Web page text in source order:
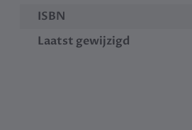
ISBN
Laatst gewijzigd